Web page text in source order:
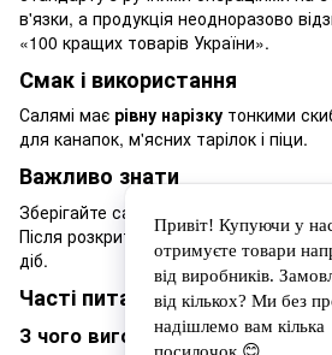
в'язки, а продукція неодноразово
«100 кращих товарів України».
Смак і використання
Салямі має рівну нарізку тонкими
для канапок, м'ясних тарілок і піци.
Важливо знати
Зберігайте салямі в холодильнику
Після розкриття упаковки
діб.
Часті питання
З чого виготовлена салямі